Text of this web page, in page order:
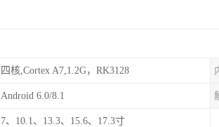
四核,Cortex A7,1.2G，RK3128
Android 6.0/8.1
7、10.1、13.3、15.6、17.3寸